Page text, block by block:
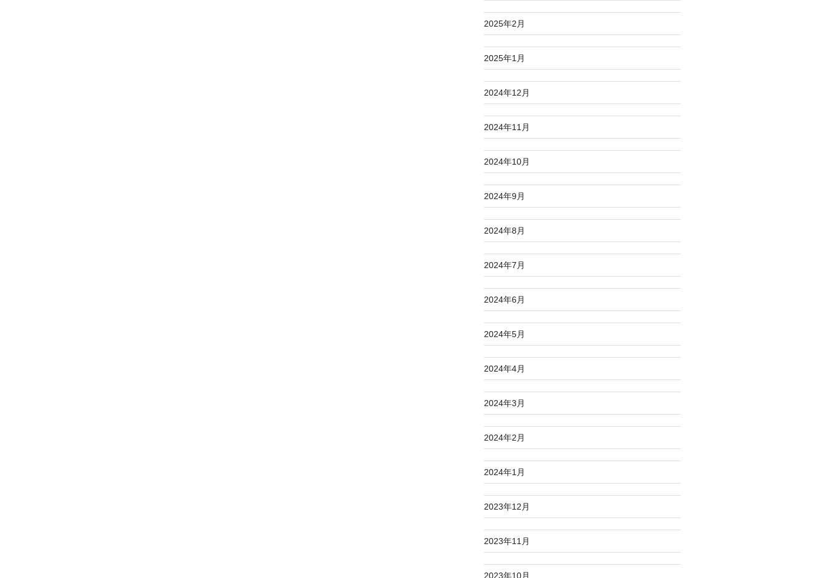
2025年2月
2025年1月
2024年12月
2024年11月
2024年10月
2024年9月
2024年8月
2024年7月
2024年6月
2024年5月
2024年4月
2024年3月
2024年2月
2024年1月
2023年12月
2023年11月
2023年10月